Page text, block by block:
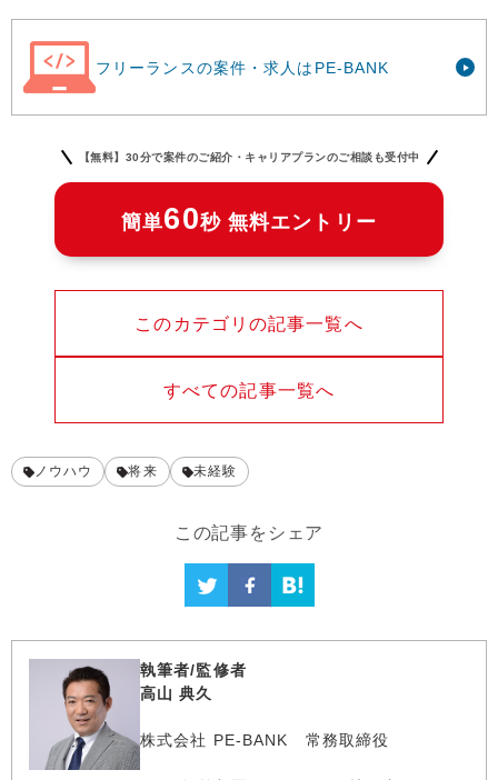
フリーランスの案件・求人はPE-BANK
【無料】30分で案件のご紹介・キャリアプランのご相談も受付中
簡単60秒 無料エントリー
このカテゴリの記事一覧へ
すべての記事一覧へ
ノウハウ 将来 未経験
この記事をシェア
執筆者/監修者
高山 典久
株式会社 PE-BANK 常務取締役